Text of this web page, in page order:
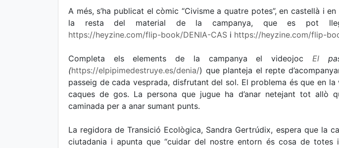
A més, s’ha publicat el còmic “Civisme a quatre potes”, en castellà i
la resta del material de la campanya, que es pot
https://heyzine.com/flip-book/DENIA-CAS i https://heyzine.com/flip-
Completa els elements de la campanya el videojoc El
(https://elpipimedestruye.es/denia/) que planteja el repte
passeig de cada vesprada, disfrutant del sol. El problema és que en
caques de gos. La persona que jugue ha d’anar netejant tot allò
caminada per a anar sumant punts.
La regidora de Transició Ecològica, Sandra Gertrúdix, espera que la
ciutadania i apunta que “cuidar del nostre entorn és cosa de